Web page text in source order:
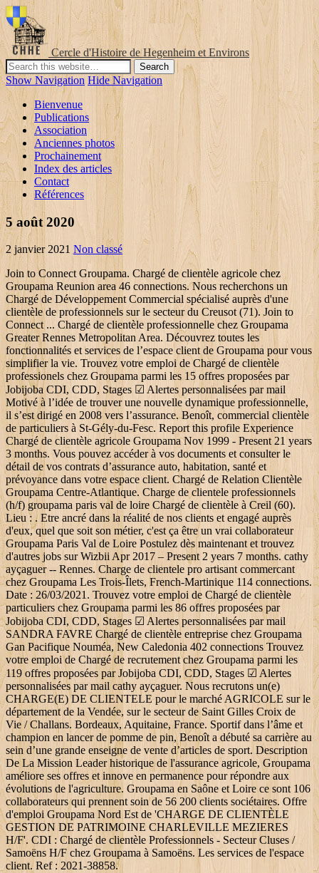
Cercle d'Histoire de Hegenheim et Environs
Show Navigation Hide Navigation
Bienvenue
Publications
Association
Anciennes photos
Prochainement
Index des articles
Contact
Références
5 août 2020
2 janvier 2021 Non classé
Join to Connect Groupama. Chargé de clientèle agricole chez
Groupama Reunion area 46 connections. Nous recherchons un
Chargé de Développement Commercial spécialisé auprès d'une
clientèle de professionnels sur le secteur du Creusot (71). Join to
Connect ... Chargé de clientèle professionnelle chez Groupama
Greater Rennes Metropolitan Area. Découvrez toutes les
fonctionnalités et services de l’espace client de Groupama pour vous
simplifier la vie. Trouvez votre emploi de Chargé de clientèle
professionels chez Groupama parmi les 15 offres proposées par
Jobijoba CDI, CDD, Stages ☑ Alertes personnalisées par mail
Motivé à l’idée de trouver une nouvelle dynamique professionnelle,
il s’est dirigé en 2008 vers l’assurance. Benoît, commercial clientèle
de particuliers à St-Gély-du-Fesc. Report this profile Experience
Chargé de clientèle agricole Groupama Nov 1999 - Present 21 years
3 months. Vous pouvez accéder à vos documents et consulter le
détail de vos contrats d’assurance auto, habitation, santé et
prévoyance dans votre espace client. Chargé de Relation Clientèle
Groupama Centre-Atlantique. Charge de clientele professionnels
(h/f) groupama paris val de loire Chargé de clientèle à Creil (60).
Lieu : . Etre ancré dans la réalité de nos clients et engagé auprès
d'eux, quel que soit son métier, c'est ça être un vrai collaborateur
Groupama Paris Val de Loire Postulez dès maintenant et trouvez
d'autres jobs sur Wizbii Apr 2017 – Present 2 years 7 months. cathy
ayçaguer -- Rennes. Charge de clientele pro artisant commercant
chez Groupama Les Trois-Îlets, French-Martinique 114 connections.
Date : 26/03/2021. Trouvez votre emploi de Chargé de clientèle
particuliers chez Groupama parmi les 86 offres proposées par
Jobijoba CDI, CDD, Stages ☑ Alertes personnalisées par mail
SANDRA FAVRE Chargé de clientèle entreprise chez Groupama
Gan Pacifique Nouméa, New Caledonia 402 connections Trouvez
votre emploi de Chargé de recrutement chez Groupama parmi les
119 offres proposées par Jobijoba CDI, CDD, Stages ☑ Alertes
personnalisées par mail cathy ayçaguer. Nous recrutons un(e)
CHARGE(E) DE CLIENTELE pour le marché AGRICOLE sur le
département de la Vendée, sur le secteur de Saint Gilles Croix de
Vie / Challans. Bordeaux, Aquitaine, France. Sportif dans l’âme et
champion en lancer de pomme de pin, Benoît a débuté sa carrière au
sein d’une grande enseigne de vente d’articles de sport. Description
De La Mission Leader historique de l'assurance agricole, Groupama
améliore ses offres et innove en permanence pour répondre aux
évolutions de l'agriculture. Groupama en Saône et Loire ce sont 106
collaborateurs qui prennent soin de 56 200 clients sociétaires. Offre
d'emploi Groupama Nord Est de 'CHARGE DE CLIENTÈLE
GESTION DE PATRIMOINE CHARLEVILLE MEZIERES
H/F'. CDI : Chargé de clientèle Professionnels - Secteur Cluses /
Samoëns H/F chez Groupama à Samoëns. Les services de l'espace
client. Ref : 2021-38858.